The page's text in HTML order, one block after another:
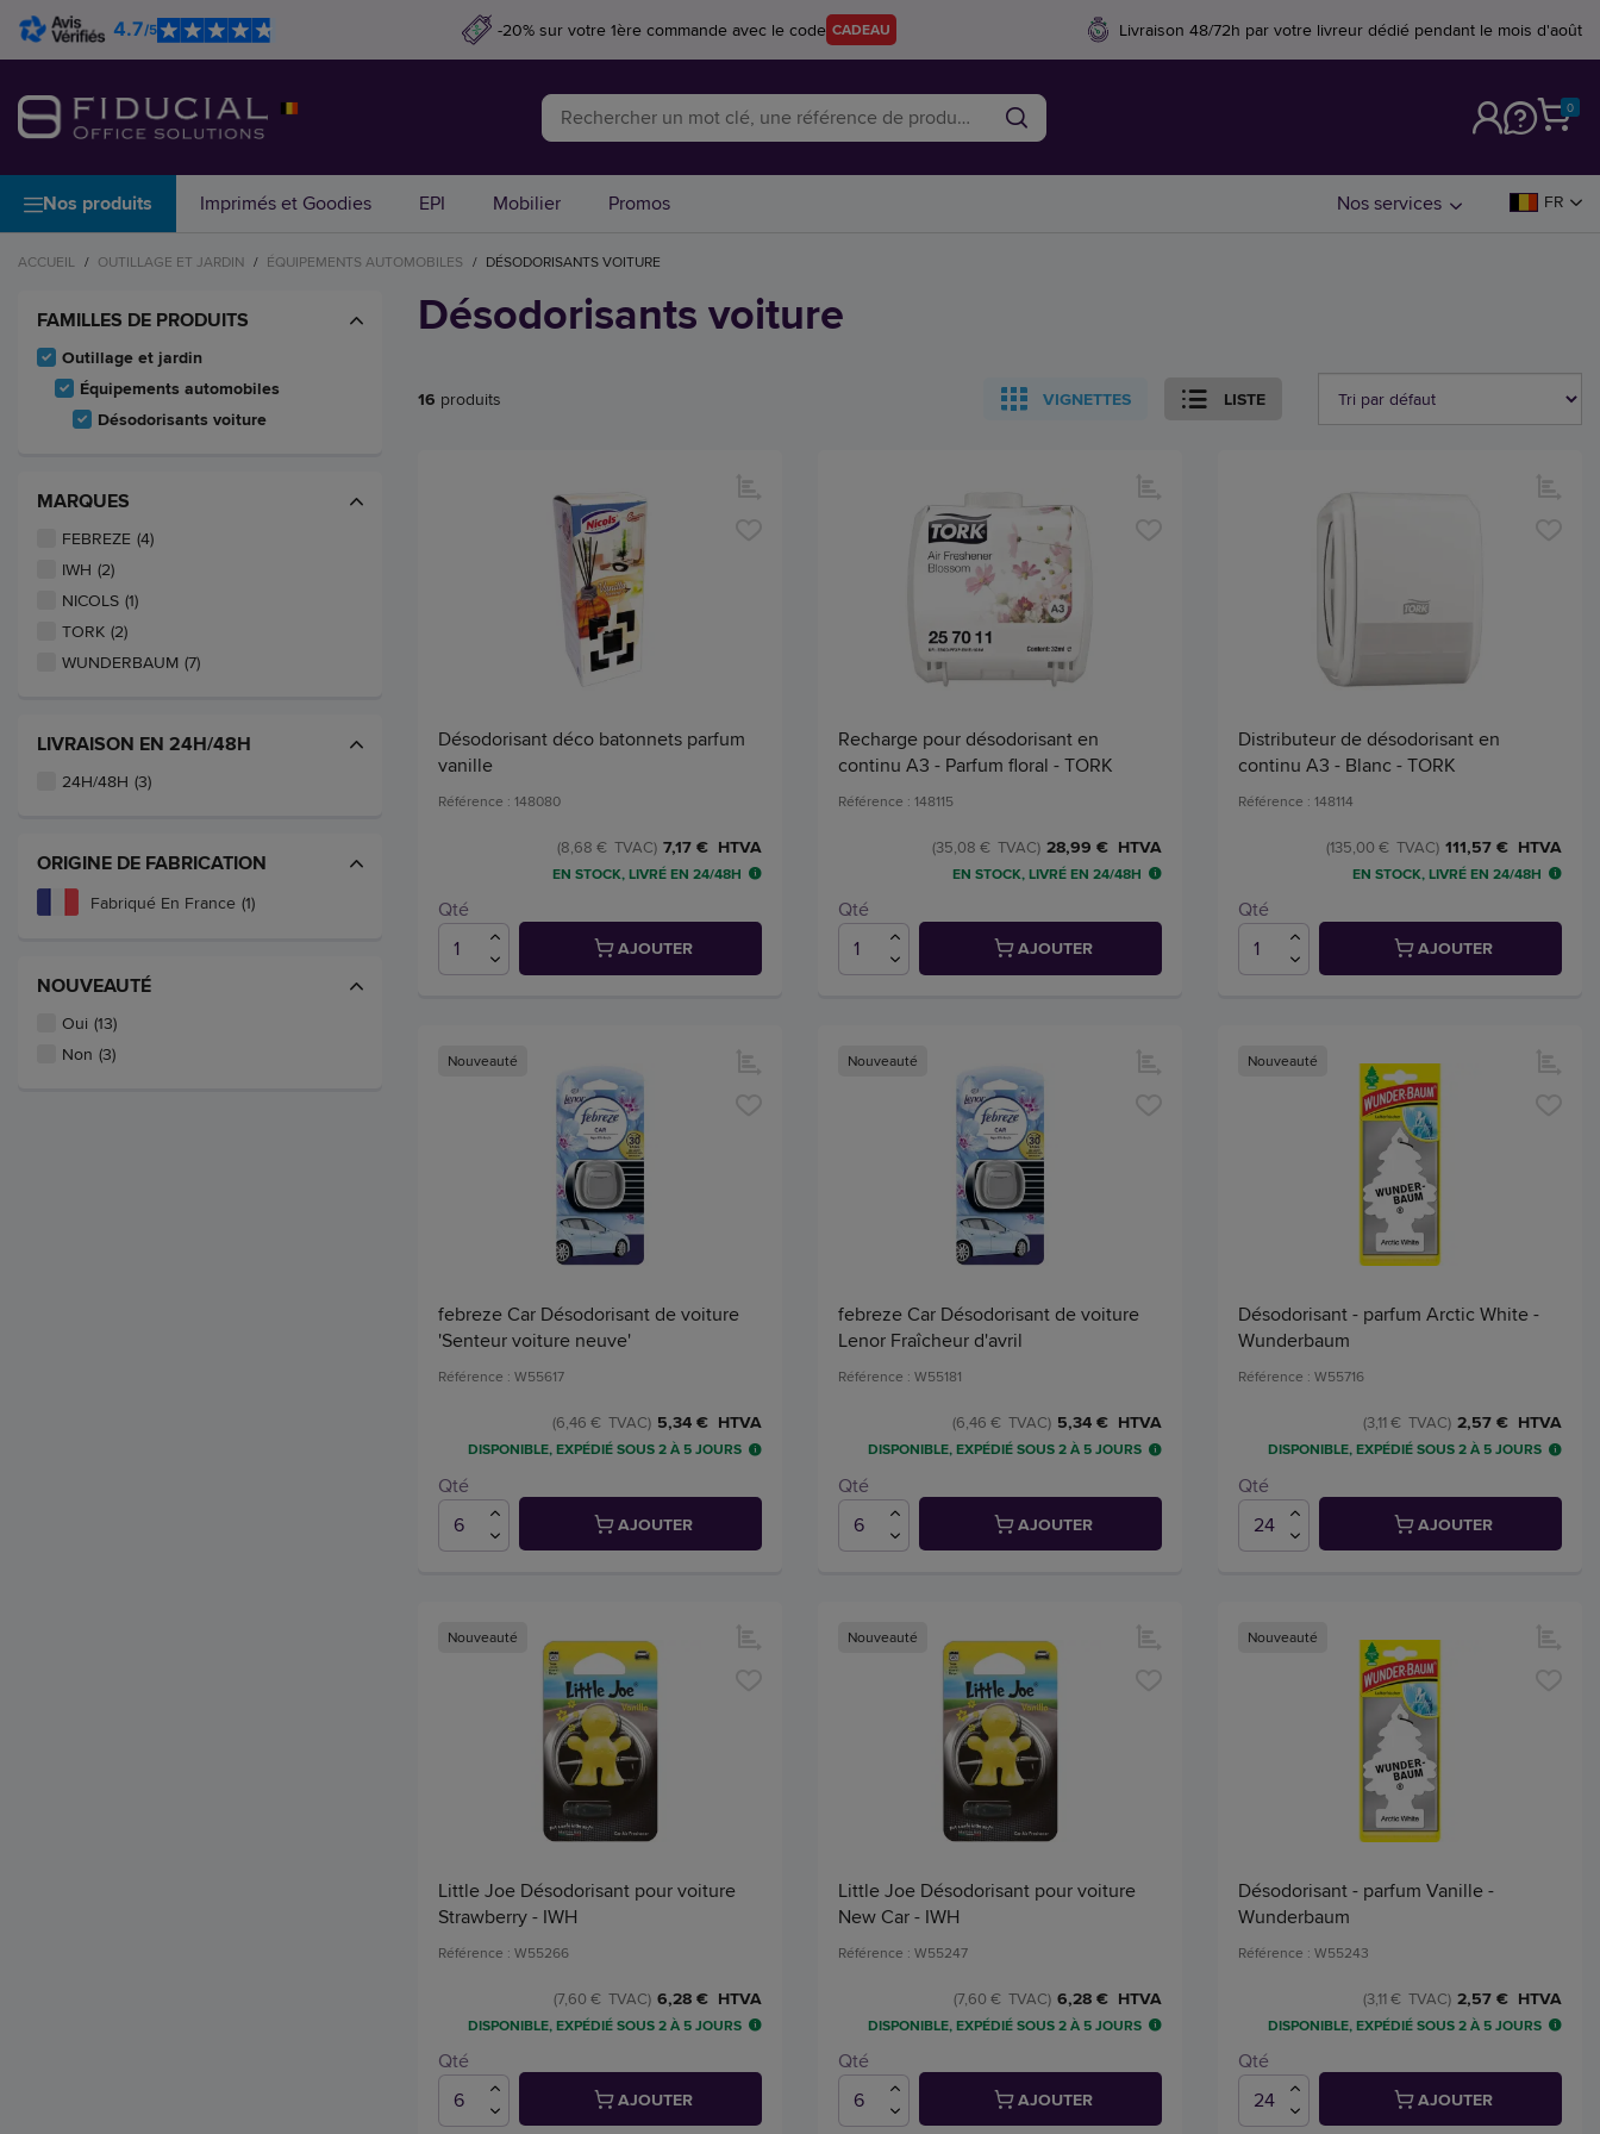
4.7/5 -20% sur votre 1ère commande avec le code CADEAU Livraison 48/72h par votre livreur dédié pendant le mois d'août
0
Nos produits Imprimés et Goodies EPI Mobilier Promos Nos services FR
ACCUEIL / OUTILLAGE ET JARDIN / ÉQUIPEMENTS AUTOMOBILES / DÉSODORISANTS VOITURE
FAMILLES DE PRODUITS
Outillage et jardin
Équipements automobiles
Désodorisants voiture
MARQUES
FEBREZE (4)
IWH (2)
NICOLS (1)
TORK (2)
WUNDERBAUM (7)
LIVRAISON EN 24H/48H
24H/48H (3)
ORIGINE DE FABRICATION
Fabriqué En France (1)
NOUVEAUTÉ
Oui (13)
Non (3)
Désodorisants voiture
16 produits VIGNETTES LISTE
Désodorisant déco batonnets parfum
vanille
Référence : 148080
7,17 € HTVA
(8,68 € TVAC)
EN STOCK, LIVRÉ EN 24/48H
Qté
AJOUTER
Recharge pour désodorisant en
continu A3 - Parfum floral - TORK
Référence : 148115
28,99 € HTVA
(35,08 € TVAC)
EN STOCK, LIVRÉ EN 24/48H
Qté
AJOUTER
Distributeur de désodorisant en
continu A3 - Blanc - TORK
Référence : 148114
111,57 € HTVA
(135,00 € TVAC)
EN STOCK, LIVRÉ EN 24/48H
Qté
AJOUTER
Nouveauté
febreze Car Désodorisant de voiture
'Senteur voiture neuve'
Référence : W55617
5,34 € HTVA
(6,46 € TVAC)
DISPONIBLE, EXPÉDIÉ SOUS 2 À 5 JOURS
Qté
AJOUTER
Nouveauté
febreze Car Désodorisant de voiture
Lenor Fraîcheur d'avril
Référence : W55181
5,34 € HTVA
(6,46 € TVAC)
DISPONIBLE, EXPÉDIÉ SOUS 2 À 5 JOURS
Qté
AJOUTER
Nouveauté
Désodorisant - parfum Arctic White -
Wunderbaum
Référence : W55716
2,57 € HTVA
(3,11 € TVAC)
DISPONIBLE, EXPÉDIÉ SOUS 2 À 5 JOURS
Qté
AJOUTER
Nouveauté
Little Joe Désodorisant pour voiture
Strawberry - IWH
Référence : W55266
6,28 € HTVA
(7,60 € TVAC)
DISPONIBLE, EXPÉDIÉ SOUS 2 À 5 JOURS
Qté
AJOUTER
Nouveauté
Little Joe Désodorisant pour voiture
New Car - IWH
Référence : W55247
6,28 € HTVA
(7,60 € TVAC)
DISPONIBLE, EXPÉDIÉ SOUS 2 À 5 JOURS
Qté
AJOUTER
Nouveauté
Désodorisant - parfum Vanille -
Wunderbaum
Référence : W55243
2,57 € HTVA
(3,11 € TVAC)
DISPONIBLE, EXPÉDIÉ SOUS 2 À 5 JOURS
Qté
AJOUTER